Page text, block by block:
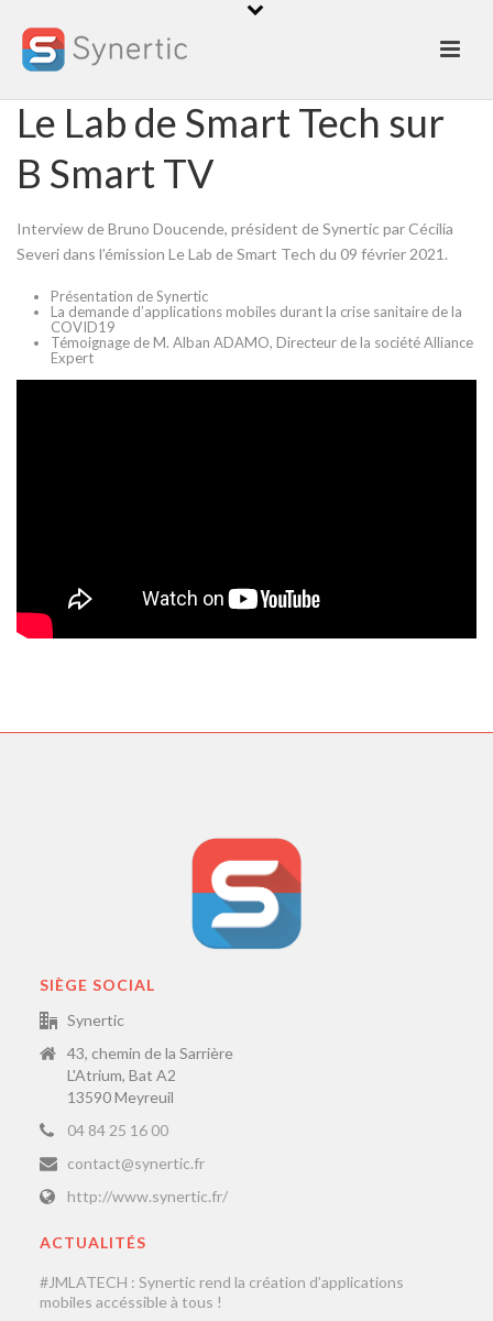
Le Lab de Smart Tech sur
B Smart TV
Interview de Bruno Doucende, président de Synertic par Cécilia
Severi dans l’émission Le Lab de Smart Tech du 09 février 2021.
Présentation de Synertic
La demande d’applications mobiles durant la crise sanitaire de la
COVID19
Témoignage de M. Alban ADAMO, Directeur de la société Alliance
Expert
SIÈGE SOCIAL
Synertic
43, chemin de la Sarrière
L'Atrium, Bat A2
13590 Meyreuil
04 84 25 16 00
contact@synertic.fr
http://www.synertic.fr/
ACTUALITÉS
#JMLATECH : Synertic rend la création d’applications
mobiles accéssible à tous !